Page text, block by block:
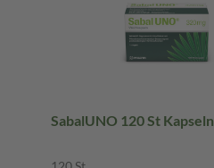
SabalUNO 120 St Kapseln